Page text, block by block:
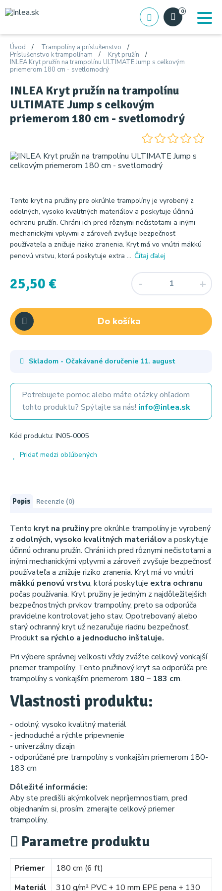
0
Úvod
Trampolíny a príslušenstvo
Príslušenstvo k trampolínam
Kryt pružín
INLEA Kryt pružín na trampolínu ULTIMATE Jump s celkovým
priemerom 180 cm - svetlomodrý
INLEA Kryt pružín na trampolínu
ULTIMATE Jump s celkovým
priemerom 180 cm - svetlomodrý
Tento kryt na pružiny pre okrúhle trampolíny je vyrobený z
odolných, vysoko kvalitných materiálov a poskytuje účinnú
ochranu pružín. Chráni ich pred rôznymi nečistotami a inými
mechanickými vplyvmi a zároveň zvyšuje bezpečnosť
používateľa a znižuje riziko zranenia. Kryt má vo vnútri mäkkú
penovú vrstvu, ktorá poskytuje extra ... Čítaj ďalej
25,50 €
Do košíka
Skladom - Očakávané doručenie 11. august
Potrebujete pomoc alebo máte otázky ohľadom
tohto produktu? Spýtajte sa nás! info@inlea.sk
Kód produktu: IN05-0005
Pridať medzi obľúbených
Popis Recenzie (0)
Tento kryt na pružinypre okrúhle trampolíny je vyrobený
z odolných, vysoko kvalitných materiálova poskytuje
účinnú ochranu pružín. Chráni ich pred rôznymi nečistotami a
inými mechanickými vplyvmi a zároveň zvyšuje bezpečnosť
používateľa a znižuje riziko zranenia. Kryt má vo vnútri
mäkkú penovú vrstvu, ktorá poskytuje extra ochranu
počas používania. Kryt pružiny je jedným z najdôležitejších
bezpečnostných prvkov trampolíny, preto sa odporúča
pravidelne kontrolovať jeho stav. Opotrebovaný alebo
starý ochranný kryt už nezaručuje riadnu bezpečnosť.
Produkt sa rýchlo a jednoducho inštaluje.
Pri výbere správnej veľkosti vždy zvážte celkový vonkajší
priemer trampolíny. Tento pružinový kryt sa odporúča pre
trampolíny s vonkajším priemerom 180 – 183 cm.
Vlastnosti produktu:
- odolný, vysoko kvalitný materiál
- jednoduché a rýchle pripevnenie
- univerzálny dizajn
- odporúčané pre trampolíny s vonkajším priemerom 180-
183 cm
Dôležité informácie:
Aby ste predišli akýmkoľvek nepríjemnostiam, pred
objednaním si, prosím, zmerajte celkový priemer
trampolíny.
Parametre produktu
Priemer
180 cm (6 ft)
Materiál
310 g/m² PVC + 10 mm EPE pena + 130